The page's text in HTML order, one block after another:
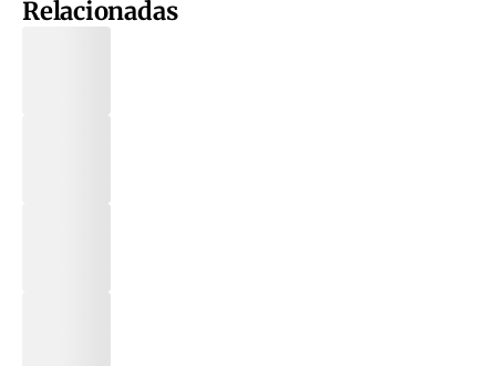
Relacionadas